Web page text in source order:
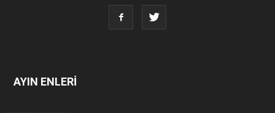
AYIN ENLERİ